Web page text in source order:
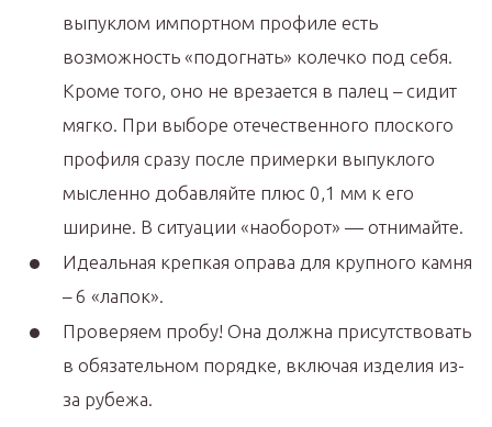
выпуклом импортном профиле есть
возможность «подогнать» колечко под себя.
Кроме того, оно не врезается в палец – сидит
мягко. При выборе отечественного плоского
профиля сразу после примерки выпуклого
мысленно добавляйте плюс 0,1 мм к его
ширине. В ситуации «наоборот» — отнимайте.
Идеальная крепкая оправа для крупного камня
– 6 «лапок».
Проверяем пробу! Она должна присутствовать
в обязательном порядке, включая изделия из-
за рубежа.